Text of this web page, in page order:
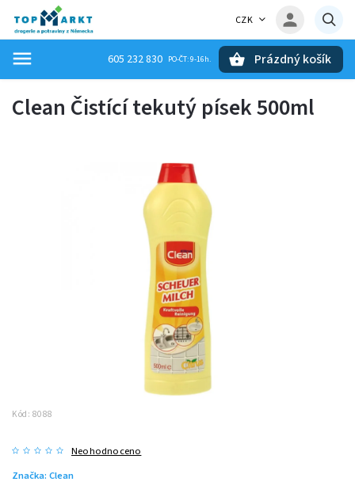
CZK
605 232 830 Prázdný košík
Clean Čistící tekutý písek 500ml
Kód: 8088
Neohodnoceno
Značka: Clean